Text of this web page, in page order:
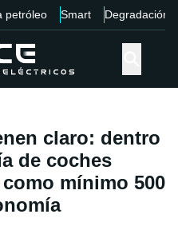
petróleo Smart Degradación
claro: dentro
de coches
mínimo 500